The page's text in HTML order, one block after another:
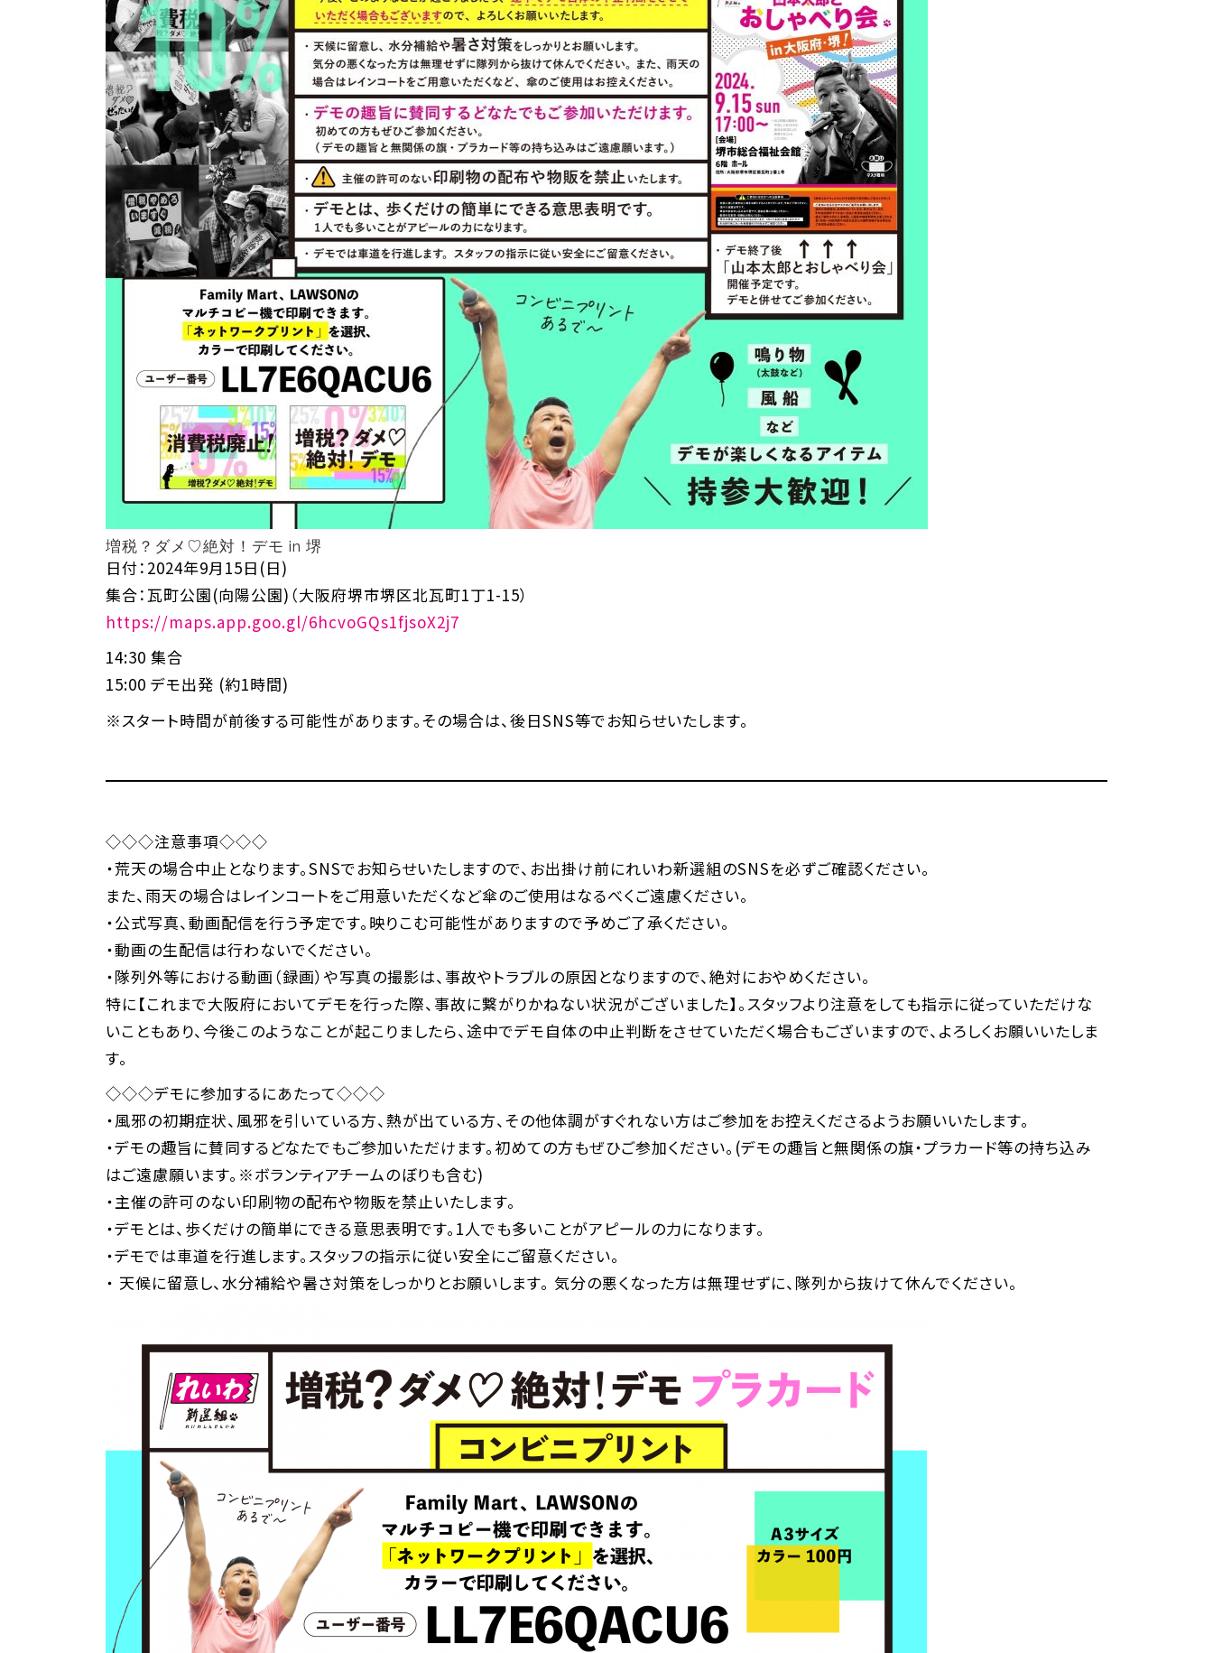
増税？ダメ♡絶対！デモ in 堺
日付：2024年9月15日(日)
集合：瓦町公園(向陽公園)（大阪府堺市堺区北瓦町1丁1-15）
https://maps.app.goo.gl/6hcvoGQs1fjsoX2j7
14:30 集合
15:00 デモ出発 (約1時間)
※スタート時間が前後する可能性があります。その場合は、後日SNS等でお知らせいたします。
◇◇◇注意事項◇◇◇
・荒天の場合中止となります。SNSでお知らせいたしますので、お出掛け前にれいわ新選組のSNSを必ずご確認ください。
また、雨天の場合はレインコートをご用意いただくなど傘のご使用はなるべくご遠慮ください。
・公式写真、動画配信を行う予定です。映りこむ可能性がありますので予めご了承ください。
・動画の生配信は行わないでください。
・隊列外等における動画（録画）や写真の撮影は、事故やトラブルの原因となりますので、絶対におやめください。
特に【これまで大阪府においてデモを行った際、事故に繋がりかねない状況がございました】。スタッフより注意をしても指示に従っていただけな
いこともあり、今後このようなことが起こりましたら、途中でデモ自体の中止判断をさせていただく場合もございますので、よろしくお願いいたしま
す。
◇◇◇デモに参加するにあたって◇◇◇
・風邪の初期症状、風邪を引いている方、熱が出ている方、その他体調がすぐれない方はご参加をお控えくださるようお願いいたします。
・デモの趣旨に賛同するどなたでもご参加いただけます。初めての方もぜひご参加ください。(デモの趣旨と無関係の旗・プラカード等の持ち込み
はご遠慮願います。※ボランティアチームのぼりも含む)
・主催の許可のない印刷物の配布や物販を禁止いたします。
・デモとは、歩くだけの簡単にできる意思表明です。1人でも多いことがアピールの力になります。
・デモでは車道を行進します。スタッフの指示に従い安全にご留意ください。
・ 天候に留意し、水分補給や暑さ対策をしっかりとお願いします。 気分の悪くなった方は無理せずに、隊列から抜けて休んでください。